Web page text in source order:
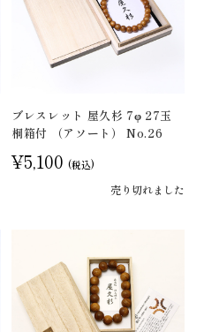
ブレスレット 屋久杉 7φ 27玉
桐箱付 （アソート） No.26
¥5,100 (税込)
売り切れました